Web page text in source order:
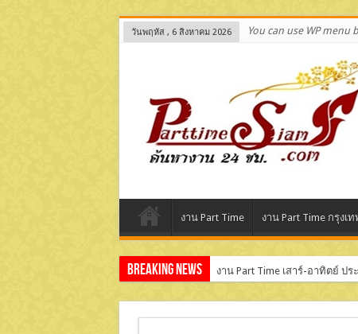
วันพฤหัส , 6 สิงหาคม 2026 You can use WP
งาน Part Time งาน Part Time กรุงเท
Breaking News งาน Part Time เสาร์-อาทิตย์ ป
รับสมัครพนักงาน Part Time แพ็